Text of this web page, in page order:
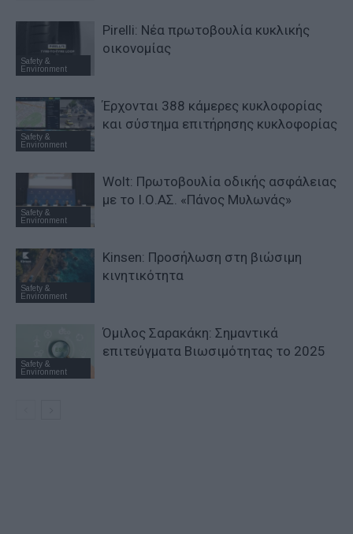
Safety &
Environment
Pirelli: Νέα πρωτοβουλία κυκλικής
οικονομίας
Safety &
Environment
Έρχονται 388 κάμερες κυκλοφορίας
και σύστημα επιτήρησης κυκλοφορίας
Safety &
Environment
Wolt: Πρωτοβουλία οδικής ασφάλειας
με το Ι.Ο.ΑΣ. «Πάνος Μυλωνάς»
Safety &
Environment
Kinsen: Προσήλωση στη βιώσιμη
κινητικότητα
Safety &
Environment
Όμιλος Σαρακάκη: Σημαντικά
επιτεύγματα Βιωσιμότητας το 2025